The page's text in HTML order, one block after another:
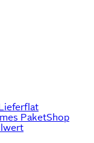
PaketShop